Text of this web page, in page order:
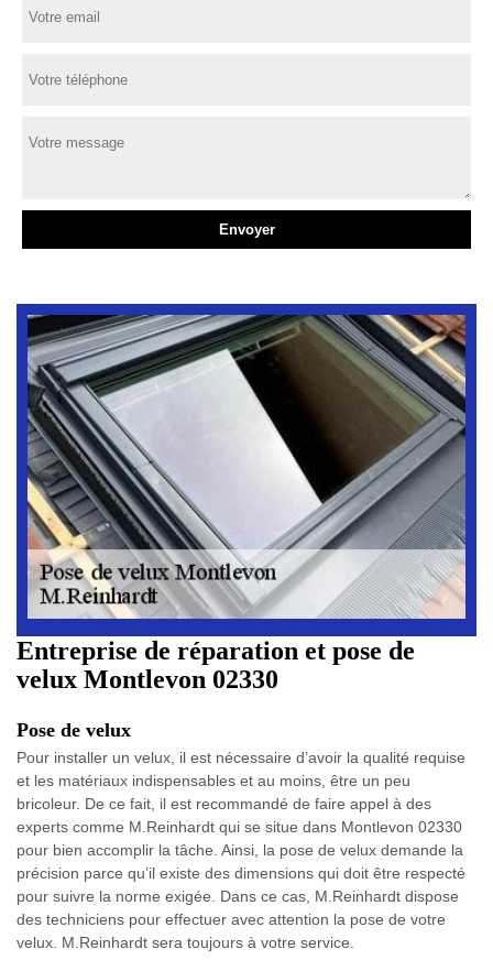
Entreprise de réparation et pose de
velux Montlevon 02330
Pose de velux
Pour installer un velux, il est nécessaire d’avoir la qualité requise
et les matériaux indispensables et au moins, être un peu
bricoleur. De ce fait, il est recommandé de faire appel à des
experts comme M.Reinhardt qui se situe dans Montlevon 02330
pour bien accomplir la tâche. Ainsi, la pose de velux demande la
précision parce qu’il existe des dimensions qui doit être respecté
pour suivre la norme exigée. Dans ce cas, M.Reinhardt dispose
des techniciens pour effectuer avec attention la pose de votre
velux. M.Reinhardt sera toujours à votre service.